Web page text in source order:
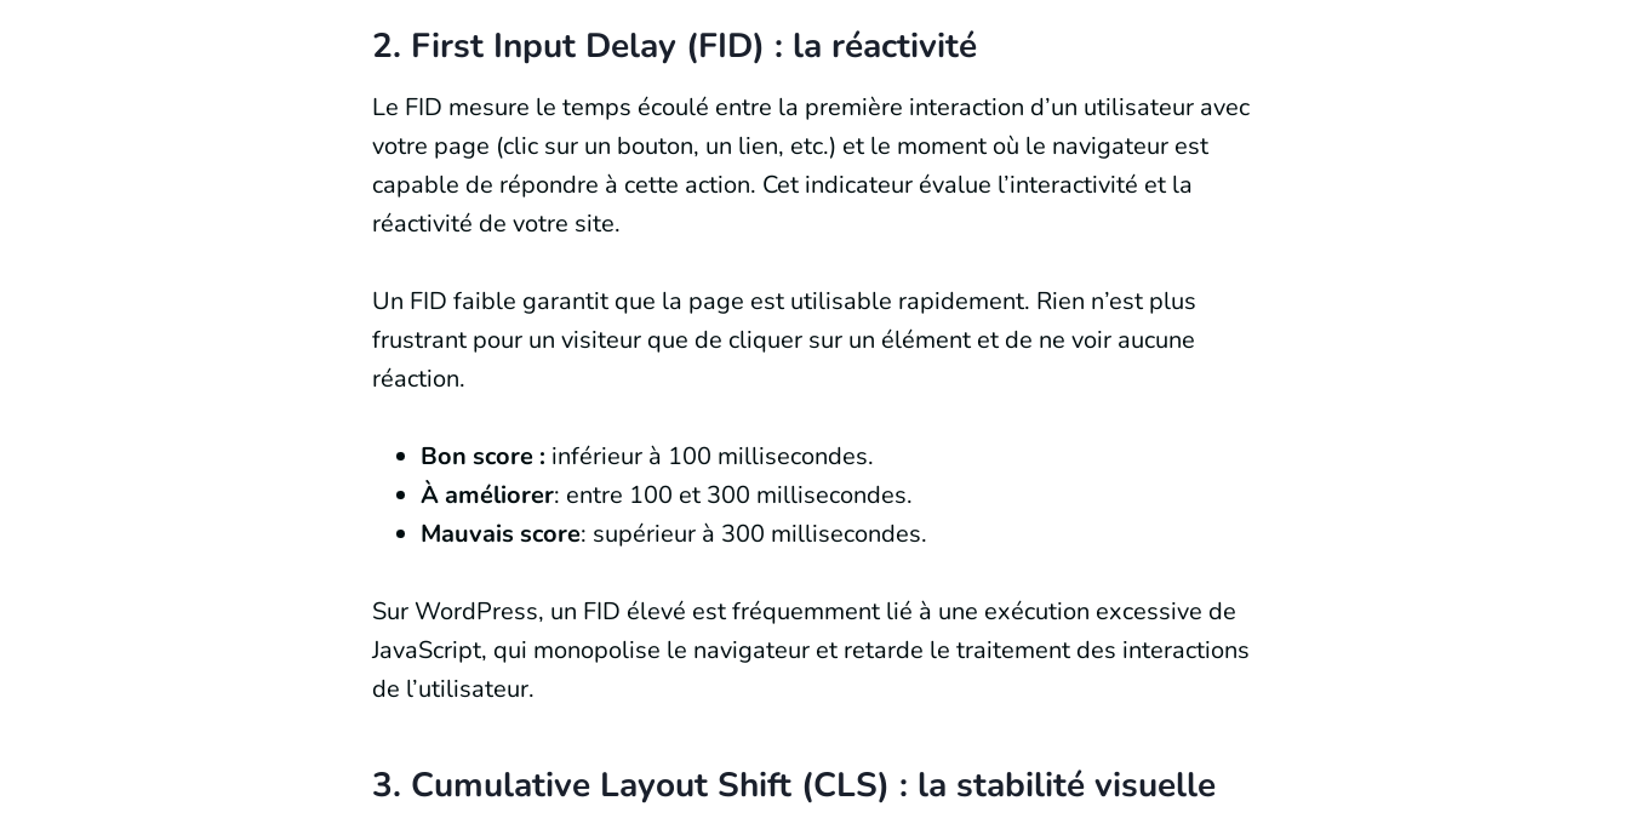
2. First Input Delay (FID) : la réactivité
Le FID mesure le temps écoulé entre la première interaction d’un utilisateur avec
votre page (clic sur un bouton, un lien, etc.) et le moment où le navigateur est
capable de répondre à cette action. Cet indicateur évalue l’interactivité et la
réactivité de votre site.
Un FID faible garantit que la page est utilisable rapidement. Rien n’est plus
frustrant pour un visiteur que de cliquer sur un élément et de ne voir aucune
réaction.
Bon score : inférieur à 100 millisecondes.
À améliorer: entre 100 et 300 millisecondes.
Mauvais score: supérieur à 300 millisecondes.
Sur WordPress, un FID élevé est fréquemment lié à une exécution excessive de
JavaScript, qui monopolise le navigateur et retarde le traitement des interactions
de l’utilisateur.
3. Cumulative Layout Shift (CLS) : la stabilité visuelle